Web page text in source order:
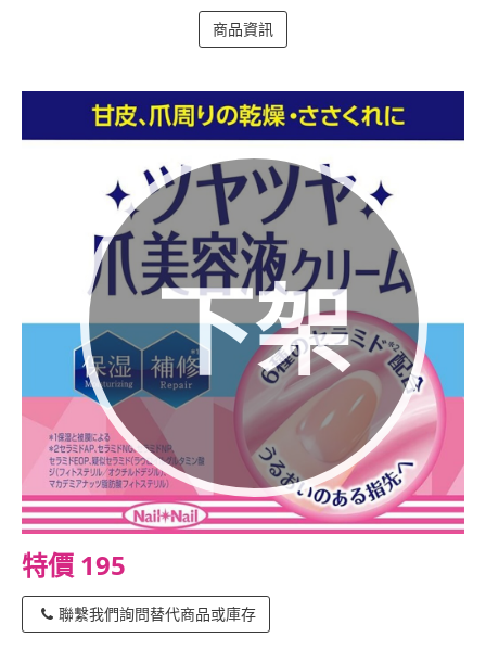
商品資訊
下架
特價 195
聯繫我們詢問替代商品或庫存